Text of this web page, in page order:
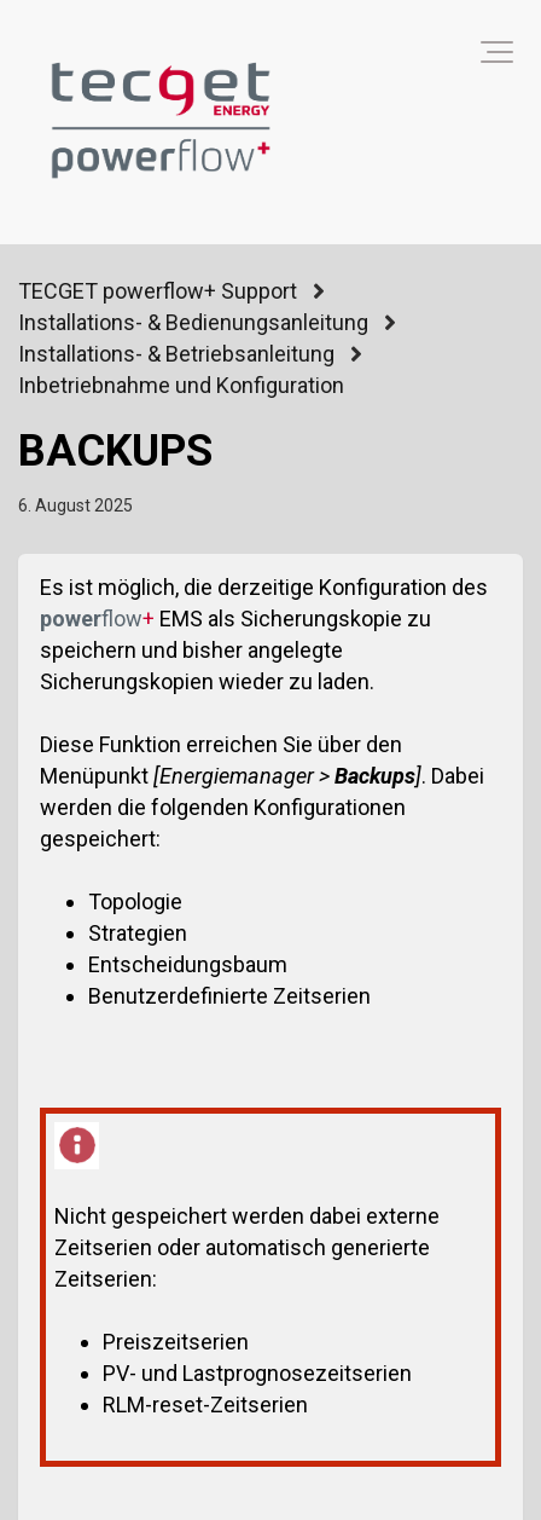
TECGET powerflow+ Support
Installations- & Bedienungsanleitung
Installations- & Betriebsanleitung
Inbetriebnahme und Konfiguration
BACKUPS
6. August 2025
Es ist möglich, die derzeitige Konfiguration des
powerflow+ EMS als Sicherungskopie zu
speichern und bisher angelegte
Sicherungskopien wieder zu laden.
Diese Funktion erreichen Sie über den
Menüpunkt[Energiemanager >Backups]. Dabei
werden die folgenden Konfigurationen
gespeichert:
Topologie
Strategien
Entscheidungsbaum
Benutzerdefinierte Zeitserien
Nicht gespeichert werden dabei externe
Zeitserien oder automatisch generierte
Zeitserien:
Preiszeitserien
PV- und Lastprognosezeitserien
RLM-reset-Zeitserien